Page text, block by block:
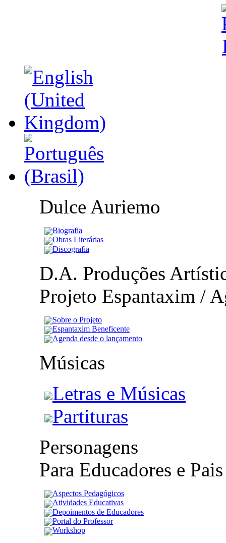
Dulce Auriemo
Biografia
Obras Literárias
Discografia
D.A. Produções
Projeto Espantaxim /
Sobre o Projeto
Espantaxim Beneficente
Agenda desde o lançamento
Músicas
Letras e Músicas
Partituras
Personagens
Para Educadores e Pais
Aspectos Pedagógicos
Atividades Educativas
Depoimentos de Educadores
Portal do Professor
Workshop